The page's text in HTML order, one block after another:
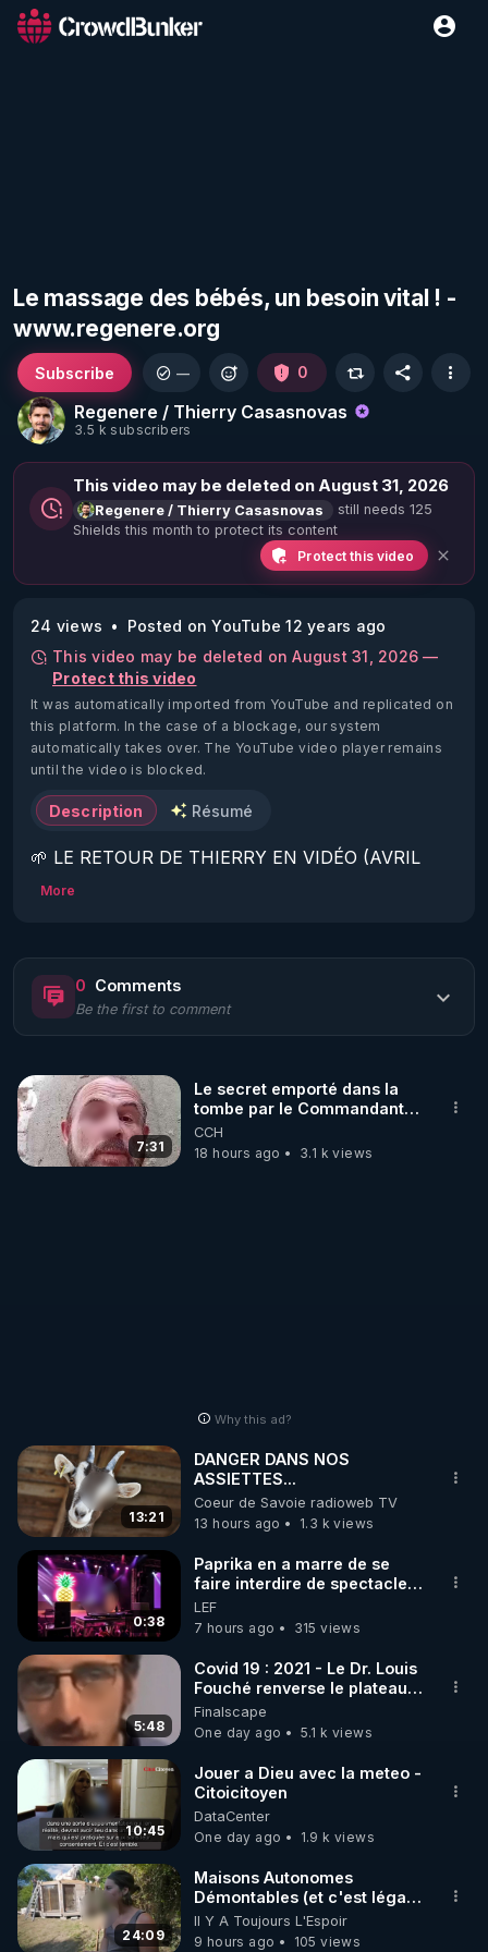
Le massage des bébés, un besoin vital ! -
www.regenere.org
Regenere / Thierry Casasnovas
3.5 k subscribers
Subscribe — 0
This video may be deleted on August 31, 2026
Regenere / Thierry Casasnovas
still needs 125
Shields this month to protect its content
Protect this video
24 views
Posted on YouTube 12 years ago
This video may be deleted on August 31, 2026 —
Protect this video
It was automatically imported from YouTube and replicated on
this platform. In the case of a blockage, our system
automatically takes over. The YouTube video player remains
until the video is blocked.
Description Résumé
🌱 LE RETOUR DE THIERRY EN VIDÉO (AVRIL
2022)!
https://www.rgnr.fr/presentation.html
🌱 LE MAGAZINE RÉGÉNÈRE
🌱 LA BOUTIQUE DU MAGAZINE
Pour obtenir les anciens numéros que vous avez
🌱 INSTAGRAM
https://www.instagram.com/rdlr_thierrycasasnovas/
http://rgnr.li/instagram
🌱 LA NEWSLETTER
Pour ne pas rater l’actualité RGNR (stages,
http://rgnr.li/news
🌱 VIDÉOS NON CENSURÉES SUR ODYSEE
Toutes les vidéos Youtube sont aussi sur la
http://rgnr.li/odysee
🌱 LES STAGES EN PRÉSENTIEL
http://rgnr.li/stages
More
0 Comments
Be the first to comment
7:31
Le secret emporté dans la
tombe par le Commandant
Cousteau le 25 juin 1997
CCH
18 hours ago
3.1 k views
Why this ad?
13:21
DANGER DANS NOS
ASSIETTES...
Coeur de Savoie radioweb TV
13 hours ago
1.3 k views
0:38
Paprika en a marre de se
faire interdire de spectacle.
Elle décide donc de devenir
DJ !
LEF
7 hours ago
315 views
5:48
Covid 19 : 2021 - Le Dr. Louis
Fouché renverse le plateau
de CNews !
Finalscape
One day ago
5.1 k views
10:45
Jouer a Dieu avec la meteo -
Citoicitoyen
DataCenter
One day ago
1.9 k views
24:09
Maisons Autonomes
Démontables (et c'est légal).
Visite éco village en
Bretagne
Il Y A Toujours L'Espoir
9 hours ago
105 views